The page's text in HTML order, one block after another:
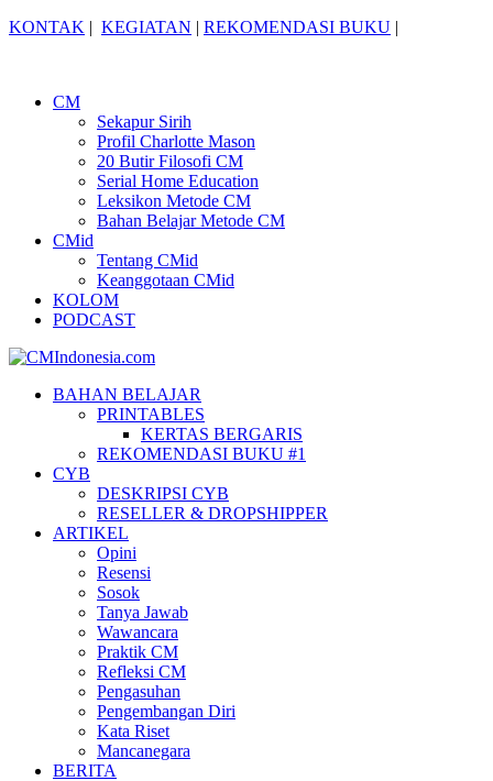
KONTAK | KEGIATAN | REKOMENDASI BUKU |
CM
Sekapur Sirih
Profil Charlotte Mason
20 Butir Filosofi CM
Serial Home Education
Leksikon Metode CM
Bahan Belajar Metode CM
CMid
Tentang CMid
Keanggotaan CMid
KOLOM
PODCAST
BAHAN BELAJAR
PRINTABLES
KERTAS BERGARIS
REKOMENDASI BUKU #1
CYB
DESKRIPSI CYB
RESELLER & DROPSHIPPER
ARTIKEL
Opini
Resensi
Sosok
Tanya Jawab
Wawancara
Praktik CM
Refleksi CM
Pengasuhan
Pengembangan Diri
Kata Riset
Mancanegara
BERITA